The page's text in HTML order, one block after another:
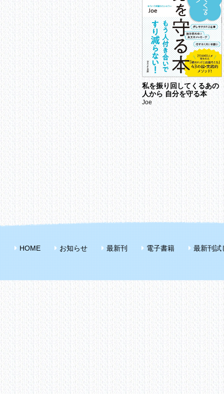
私を振り回してくるあの
人から 自分を守る本
Joe
HOME お知らせ 最新刊 電子書籍 最新刊試